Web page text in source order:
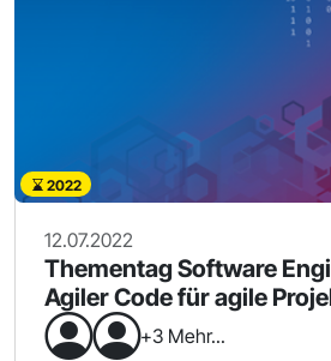
2022
12.07.2022
Thementag Software
Agiler Code für agile
+3 Mehr...